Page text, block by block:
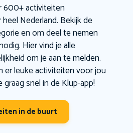
600+ activiteiten
Nederland. Bekijk de
en om deel te nemen
Hier vind je alle
om je aan te melden.
er leuke activiteiten voor jou
snel in de Klup-app!
in de buurt